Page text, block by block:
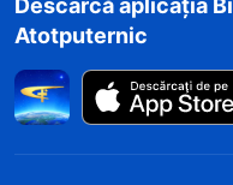
Descarcă aplicația
Atotputernic